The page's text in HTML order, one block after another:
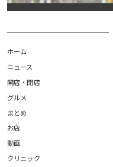
ホーム
ニュース
開店・閉店
グルメ
まとめ
お店
動画
クリニック